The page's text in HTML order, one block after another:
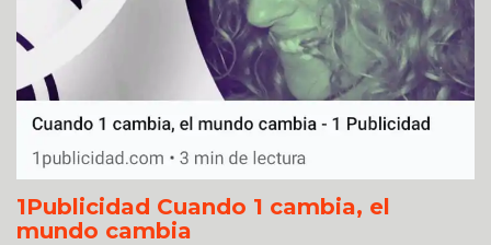
1Publicidad Cuando 1 cambia, el
mundo cambia